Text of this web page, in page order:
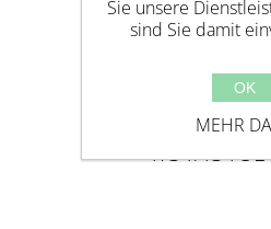
TIC TAC
Sie unsere
sind Sie damit
OK
MEHR